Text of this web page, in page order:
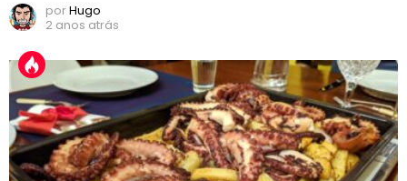
porHugo
2 anos atrás